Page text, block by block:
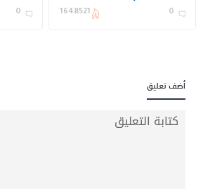
وتحسين الأداء ويكرم عدد
0
1648521
0
أضف تعليق